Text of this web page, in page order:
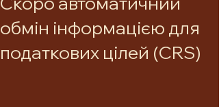
обмін інформацією для
податкових цілей (CRS)